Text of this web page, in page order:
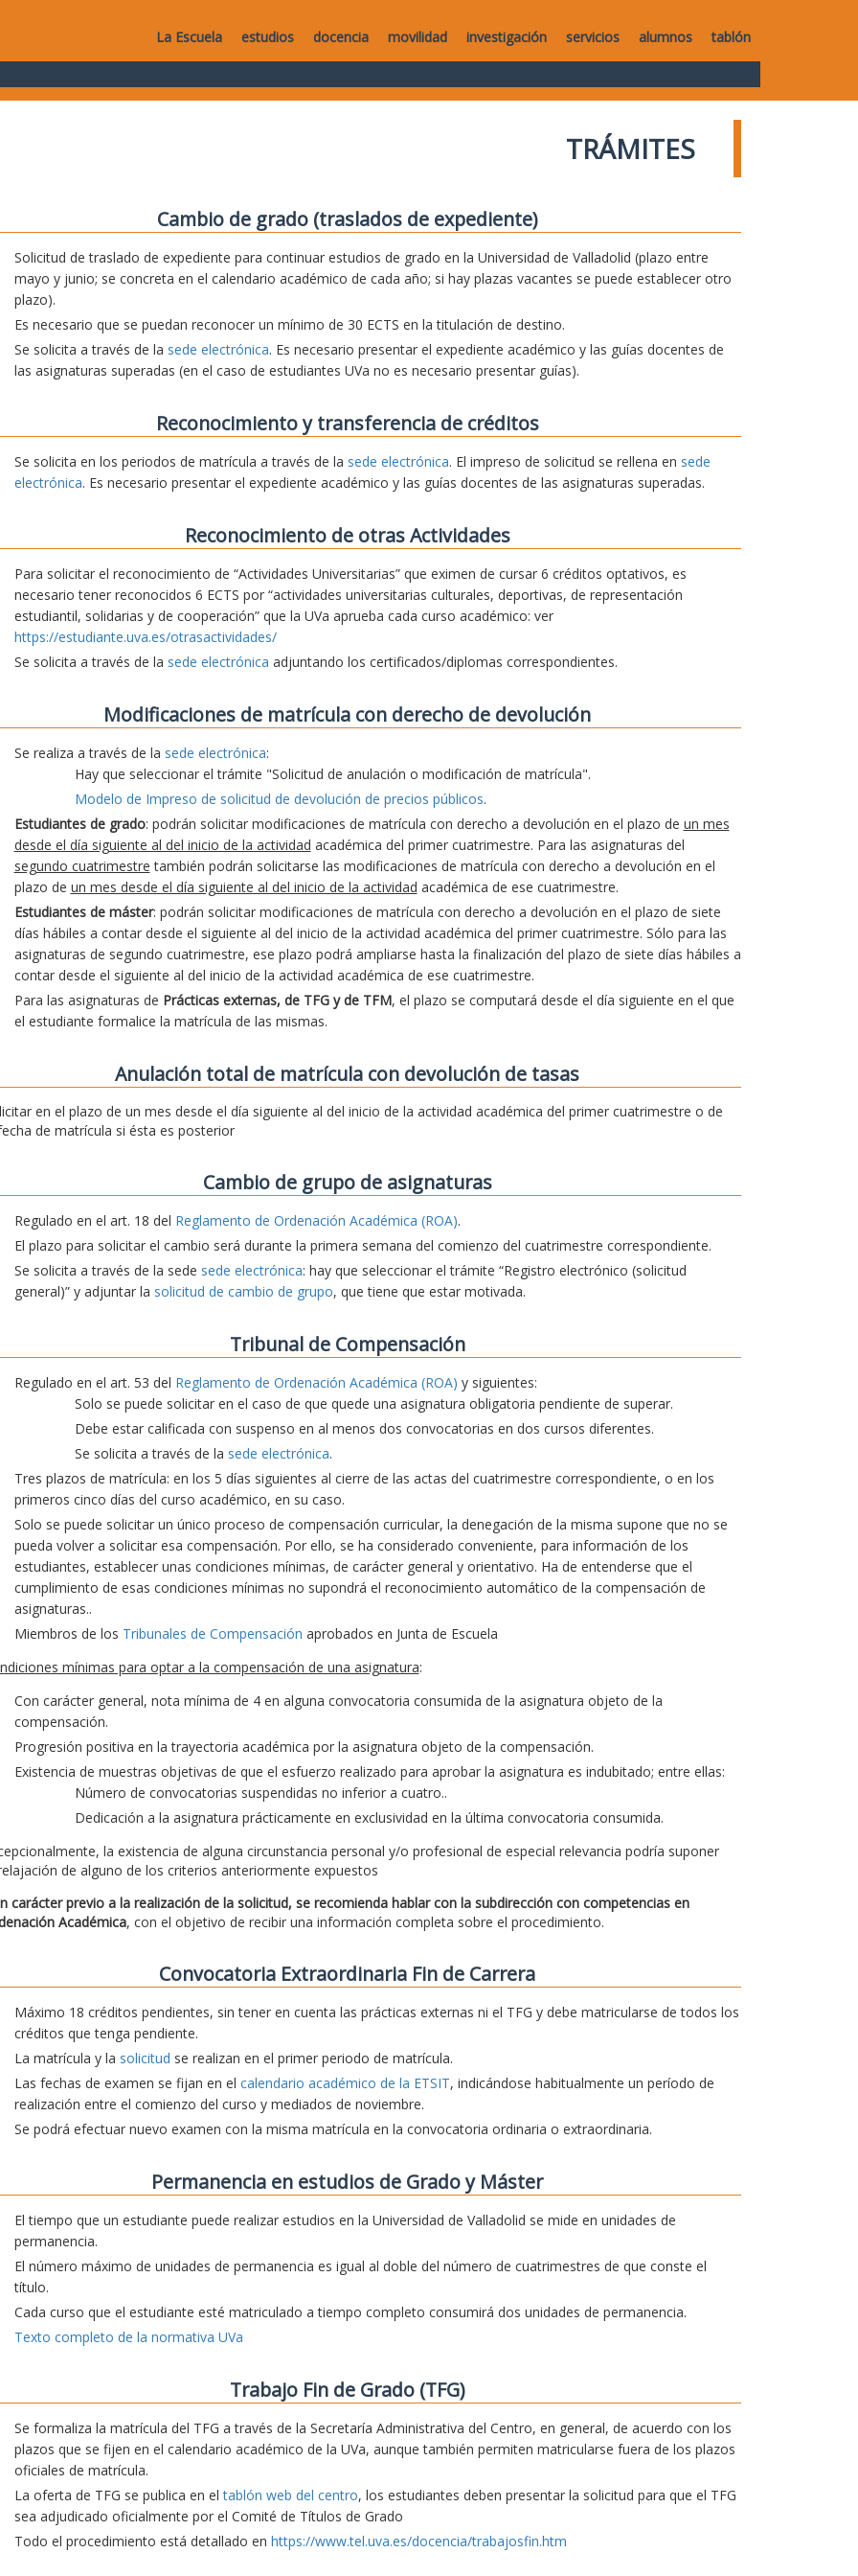
La Escuela estudios docencia movilidad investigación servicios alumnos tablón
TRÁMITES
Cambio de grado (traslados de expediente)
Solicitud de traslado de expediente para continuar estudios de grado en la Universidad de Valladolid (plazo entre
mayo y junio; se concreta en el calendario académico de cada año; si hay plazas vacantes se puede establecer otro
plazo).
Es necesario que se puedan reconocer un mínimo de 30 ECTS en la titulación de destino.
Se solicita a través de la sede electrónica. Es necesario presentar el expediente académico y las guías docentes de
las asignaturas superadas (en el caso de estudiantes UVa no es necesario presentar guías).
Reconocimiento y transferencia de créditos
Se solicita en los periodos de matrícula a través de la sede electrónica. El impreso de solicitud se rellena en sede
electrónica. Es necesario presentar el expediente académico y las guías docentes de las asignaturas superadas.
Reconocimiento de otras Actividades
Para solicitar el reconocimiento de “Actividades Universitarias” que eximen de cursar 6 créditos optativos, es
necesario tener reconocidos 6 ECTS por “actividades universitarias culturales, deportivas, de representación
estudiantil, solidarias y de cooperación” que la UVa aprueba cada curso académico: ver
https://estudiante.uva.es/otrasactividades/
Se solicita a través de la sede electrónica adjuntando los certificados/diplomas correspondientes.
Modificaciones de matrícula con derecho de devolución
Se realiza a través de la sede electrónica:
Hay que seleccionar el trámite "Solicitud de anulación o modificación de matrícula".
Modelo de Impreso de solicitud de devolución de precios públicos.
Estudiantes de grado: podrán solicitar modificaciones de matrícula con derecho a devolución en el plazo de un mes
desde el día siguiente al del inicio de la actividad académica del primer cuatrimestre. Para las asignaturas del
segundo cuatrimestre también podrán solicitarse las modificaciones de matrícula con derecho a devolución en el
plazo de un mes desde el día siguiente al del inicio de la actividad académica de ese cuatrimestre.
Estudiantes de máster: podrán solicitar modificaciones de matrícula con derecho a devolución en el plazo de siete
días hábiles a contar desde el siguiente al del inicio de la actividad académica del primer cuatrimestre. Sólo para las
asignaturas de segundo cuatrimestre, ese plazo podrá ampliarse hasta la finalización del plazo de siete días hábiles a
contar desde el siguiente al del inicio de la actividad académica de ese cuatrimestre.
Para las asignaturas de Prácticas externas, de TFG y de TFM, el plazo se computará desde el día siguiente en el que
el estudiante formalice la matrícula de las mismas.
Anulación total de matrícula con devolución de tasas
en el plazo de un mes desde el día siguiente al del inicio de la actividad académica del primer cuatrimestre o de
de matrícula si ésta es posterior
Cambio de grupo de asignaturas
Regulado en el art. 18 del Reglamento de Ordenación Académica (ROA).
El plazo para solicitar el cambio será durante la primera semana del comienzo del cuatrimestre correspondiente.
Se solicita a través de la sede sede electrónica: hay que seleccionar el trámite “Registro electrónico (solicitud
general)” y adjuntar la solicitud de cambio de grupo, que tiene que estar motivada.
Tribunal de Compensación
Regulado en el art. 53 del Reglamento de Ordenación Académica (ROA) y siguientes:
Solo se puede solicitar en el caso de que quede una asignatura obligatoria pendiente de superar.
Debe estar calificada con suspenso en al menos dos convocatorias en dos cursos diferentes.
Se solicita a través de la sede electrónica.
Tres plazos de matrícula: en los 5 días siguientes al cierre de las actas del cuatrimestre correspondiente, o en los
primeros cinco días del curso académico, en su caso.
Solo se puede solicitar un único proceso de compensación curricular, la denegación de la misma supone que no se
pueda volver a solicitar esa compensación. Por ello, se ha considerado conveniente, para información de los
estudiantes, establecer unas condiciones mínimas, de carácter general y orientativo. Ha de entenderse que el
cumplimiento de esas condiciones mínimas no supondrá el reconocimiento automático de la compensación de
asignaturas..
Miembros de los Tribunales de Compensación aprobados en Junta de Escuela
mínimas para optar a la compensación de una asignatura:
Con carácter general, nota mínima de 4 en alguna convocatoria consumida de la asignatura objeto de la
compensación.
Progresión positiva en la trayectoria académica por la asignatura objeto de la compensación.
Existencia de muestras objetivas de que el esfuerzo realizado para aprobar la asignatura es indubitado; entre ellas:
Número de convocatorias suspendidas no inferior a cuatro..
Dedicación a la asignatura prácticamente en exclusividad en la última convocatoria consumida.
la existencia de alguna circunstancia personal y/o profesional de especial relevancia podría suponer
de alguno de los criterios anteriormente expuestos
carácter previo a la realización de la solicitud, se recomienda hablar con la subdirección con competencias en
Académica, con el objetivo de recibir una información completa sobre el procedimiento.
Convocatoria Extraordinaria Fin de Carrera
Máximo 18 créditos pendientes, sin tener en cuenta las prácticas externas ni el TFG y debe matricularse de todos los
créditos que tenga pendiente.
La matrícula y la solicitud se realizan en el primer periodo de matrícula.
Las fechas de examen se fijan en el calendario académico de la ETSIT, indicándose habitualmente un período de
realización entre el comienzo del curso y mediados de noviembre.
Se podrá efectuar nuevo examen con la misma matrícula en la convocatoria ordinaria o extraordinaria.
Permanencia en estudios de Grado y Máster
El tiempo que un estudiante puede realizar estudios en la Universidad de Valladolid se mide en unidades de
permanencia.
El número máximo de unidades de permanencia es igual al doble del número de cuatrimestres de que conste el
título.
Cada curso que el estudiante esté matriculado a tiempo completo consumirá dos unidades de permanencia.
Texto completo de la normativa UVa
Trabajo Fin de Grado (TFG)
Se formaliza la matrícula del TFG a través de la Secretaría Administrativa del Centro, en general, de acuerdo con los
plazos que se fijen en el calendario académico de la UVa, aunque también permiten matricularse fuera de los plazos
oficiales de matrícula.
La oferta de TFG se publica en eltablón web del centro, los estudiantes deben presentar la solicitud para que el TFG
sea adjudicado oficialmente por el Comité de Títulos de Grado
Todo el procedimiento está detallado en https://www.tel.uva.es/docencia/trabajosfin.htm